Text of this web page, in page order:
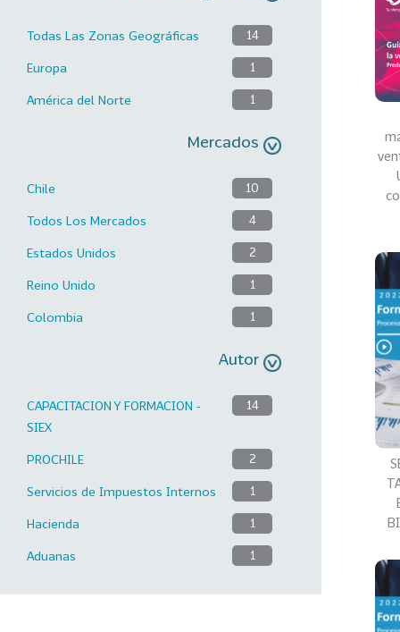
Todas Las Zonas Geográficas 14
Europa 1
América del Norte 1
Mercados
Chile 10
Todos Los Mercados 4
Estados Unidos 2
Reino Unido 1
Colombia 1
Autor
CAPACITACION Y FORMACION -
SIEX
14
PROCHILE 2
Servicios de Impuestos Internos 1
Hacienda 1
Aduanas 1